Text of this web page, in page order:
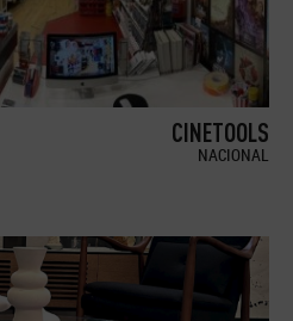
CINETOOLS
NACIONAL